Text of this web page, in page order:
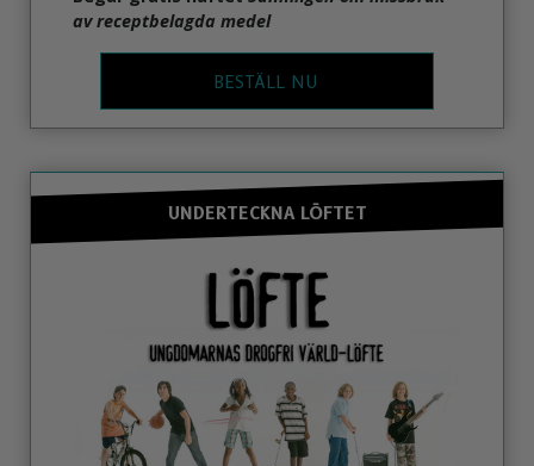
av receptbelagda medel
BESTÄLL NU
UNDERTECKNA LÖFTET